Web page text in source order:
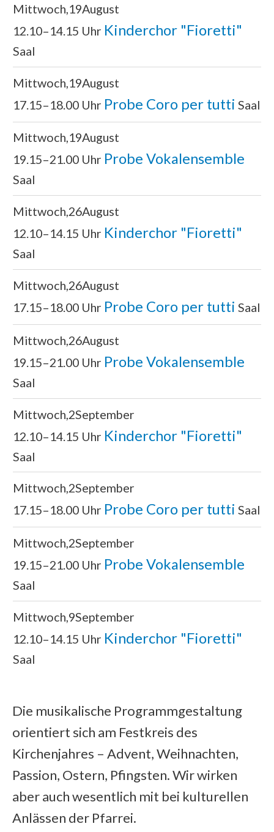
Mittwoch 19August
12.10–14.15 Uhr Kinderchor "Fioretti"
Saal
Mittwoch 19August
17.15–18.00 Uhr Probe Coro per tutti Saal
Mittwoch 19August
19.15–21.00 Uhr Probe Vokalensemble
Saal
Mittwoch 26August
12.10–14.15 Uhr Kinderchor "Fioretti"
Saal
Mittwoch 26August
17.15–18.00 Uhr Probe Coro per tutti Saal
Mittwoch 26August
19.15–21.00 Uhr Probe Vokalensemble
Saal
Mittwoch 2September
12.10–14.15 Uhr Kinderchor "Fioretti"
Saal
Mittwoch 2September
17.15–18.00 Uhr Probe Coro per tutti Saal
Mittwoch 2September
19.15–21.00 Uhr Probe Vokalensemble
Saal
Mittwoch 9September
12.10–14.15 Uhr Kinderchor "Fioretti"
Saal
Die musikalische Programmgestaltung
orientiert sich am Festkreis des
Kirchenjahres – Advent, Weihnachten,
Passion, Ostern, Pfingsten. Wir wirken
aber auch wesentlich mit bei kulturellen
Anlässen der Pfarrei.